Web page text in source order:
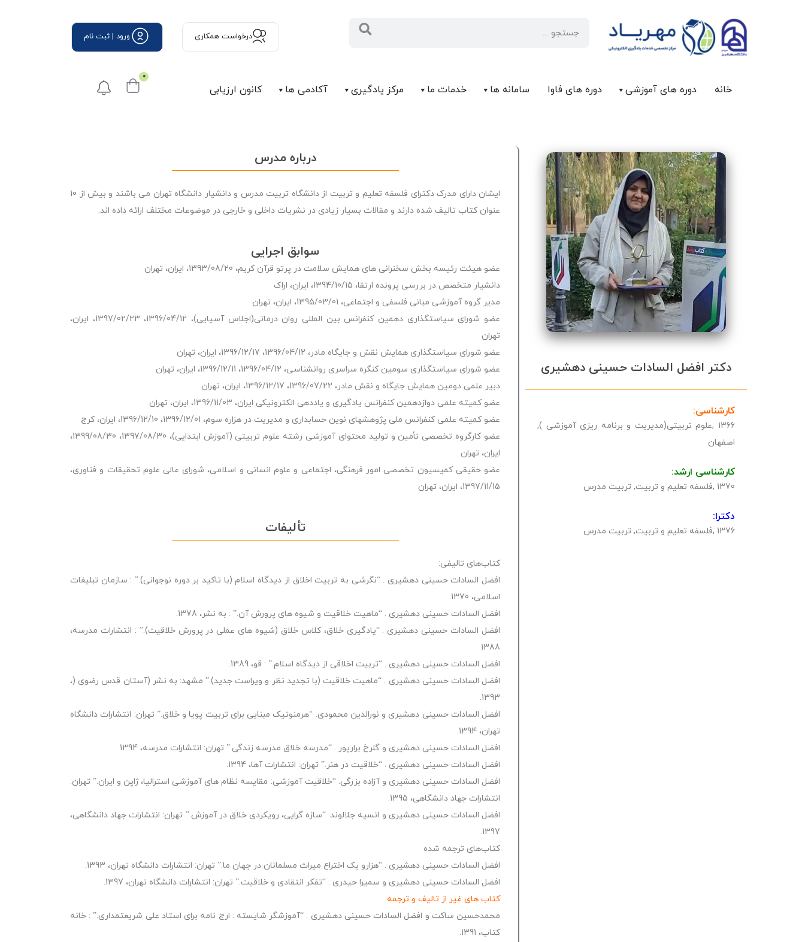
ورود | ثبت نام درخواست همكاری
خانه دوره های آموزشی دوره های فاوا سامانه ها خدمات ما مرکز يادگیری آکادمی ها کانون ارزیابی
0
دکتر افضل السادات حسینی دهشیری
کارشناسی:
1366 ,علوم تربیتى(مدیریت و برنامه ریزى آموزشى ),
اصفهان
کارشناسی ارشد:
1370 ,فلسفه تعلیم و تربیت, تربیت مدرس
دکترا:
1376 ,فلسفه تعلیم و تربیت, تربیت مدرس
درباره مدرس
ایشان دارای مدرک دکترای فلسفه تعلیم و تربیت از دانشگاه تربیت مدرس و دانشیار دانشگاه تهران می باشند و بیش از 10
عنوان کتاب تالیف شده دارند و مقالات بسیار زیادی در نشریات داخلی و خارجی در موضوعات مختلف ارائه داده اند.
سوابق اجرایی
عضو هیئت رئیسه بخش سخنرانی های همایش سلامت در پرتو قرآن کریم، 1393/08/20، ایران، تهران
دانشیار متخصص در بررسی پرونده ارتقا، 1394/10/15، ایران، اراک
مدیر گروه آموزشی مبانی فلسفی و اجتماعی، 1395/03/01، ایران، تهران
عضو شورای سیاستگذاری دهمین کنفرانس بین المللی روان درمانی(اجلاس آسیایی)، 1396/04/12، 1397/02/23، ایران،
تهران
عضو شورای سیاستگذاری همایش نقش و جایگاه مادر، 1396/04/12، 1396/12/17، ایران، تهران
عضو شورای سیاستگذاری سومین کنگره سراسری روانشناسی، 1396/04/12، 1396/12/11، ایران، تهران
دبیر علمی دومین همایش جایگاه و نقش مادر، 1396/07/22، 1396/12/17، ایران، تهران
عضو کمیته علمی دوازدهمین کنفرانس یادگیری و یاددهی الکترونیکی ایران، 1396/11/03، ایران، تهران
عضو کمیته علمی کنفرانس ملی پژوهشهای نوین حسابداری و مدیریت در هزاره سوم، 1396/12/01، 1396/12/10، ایران، کرج
عضو کارگروه تخصصی تأمین و تولید محتوای آموزشی رشته علوم تربیتی (آموزش ابتدایی)، 1397/08/30، 1399/08/30،
ایران، تهران
عضو حقیقی کمیسیون تخصصی امور فرهنگی، اجتماعی و علوم انسانی و اسلامی، شورای عالی علوم تحقیقات و فناوری،
1397/11/15، ایران، تهران
تألیفات
کتاب‌های تالیفی:
افضل السادات حسینی دهشیری . “نگرشی به تربیت اخلاق از دیدگاه اسلام (ب‍ا ت‍اکید ب‍ر دوره‌ ن‍وج‍وانی).” : سازمان تبلیغات
اسلامی، 1370.
افضل السادات حسینی دهشیری . “ماهیت خلاقیت و شیوه های پرورش آن.” : به نشر، 1378.
افضل السادات حسینی دهشیری . “یادگیری خلاق، کلاس خلاق (شیوه های عملی در پرورش خلاقیت).” : انتشارات مدرسه،
1388.
افضل السادات حسینی دهشیری . “تربیت اخلاقی از دیدگاه اسلام.” : قو، 1389.
افضل السادات حسینی دهشیری . “ماهیت خلاقیت (با تجدید نظر و ویراست جدید).” مشهد: به نشر (آستان قدس رضوی (،
1393.
افضل السادات حسینی دهشیری و نورالدین محمودی. “هرمنوتیک مبنایی برای تربیت پویا و خلاق.” تهران: انتشارات دانشگاه
تهران، 1394.
افضل السادات حسینی دهشیری و گلرخ برارپور . “مدرسه خلاق مدرسه زندگی.” تهران: انتشارات مدرسه، 1394.
افضل السادات حسینی دهشیری . “خلاقیت در هنر.” تهران: انتشارات آها، 1394.
افضل السادات حسینی دهشیری و آزاده بزرگی. “خلاقیت آموزشی: مقایسه نظام های آموزشی استرالیا، ژاپن و ایران.” تهران:
انتشارات جهاد دانشگاهی، 1395.
افضل السادات حسینی دهشیری و انسیه جلالوند. “سازه گرایی، رویکردی خلاق در آموزش.” تهران: انتشارات جهاد دانشگاهی،
1397.
کتاب‌های ترجمه شده
افضل السادات حسینی دهشیری . “هزارو یک اختراع میراث مسلمانان در جهان ما.” تهران: انتشارات دانشگاه تهران، 1393.
افضل السادات حسینی دهشیری و سمیرا حیدری . “تفکر انتقادی و خلاقیت.” تهران: انتشارات دانشگاه تهران، 1397.
کتاب های غیر از تالیف و ترجمه
محمدحسین ساکت و افضل السادات حسینی دهشیری . “آموزشگر شایسته : ارج‌ نامه برای استاد علی شریعتمداری.” : خانه
کتاب، 1391.